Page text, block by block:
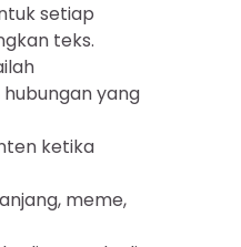
setiap
teks.
yang
ketika
meme,